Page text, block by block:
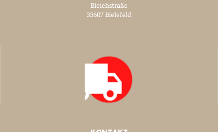
Bleichstraße
33607 Bielefeld